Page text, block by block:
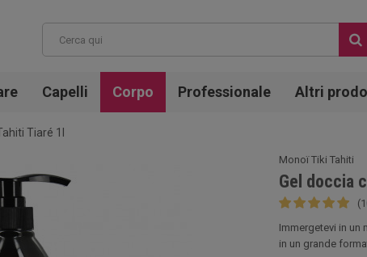
Capelli Corpo Professionale Altri
Tiaré 1l
Monoï Tiki Tahiti
Gel doccia
Immergetevi in un
in un grande